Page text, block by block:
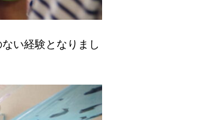
い経験となりまし